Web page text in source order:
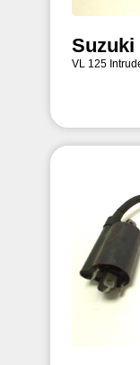
Suzuki
VL 125